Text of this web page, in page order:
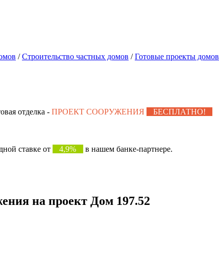
/Строительство частных домов /Готовые проекты домов
отделка - ПРОЕКТ СООРУЖЕНИЯ БЕСПЛАТНО!
ставке от 4,9%
в нашем банке-партнере.
на проект Дом 197.52